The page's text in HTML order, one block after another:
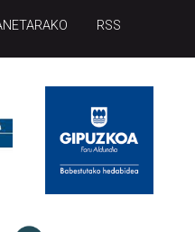
RSS